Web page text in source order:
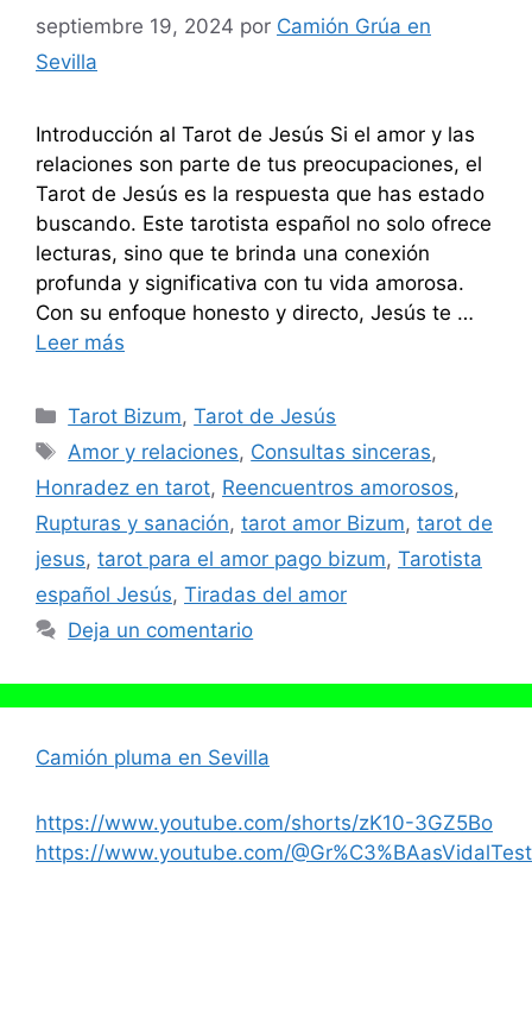
septiembre 19, 2024 por Camión Grúa en
Sevilla
Introducción al Tarot de Jesús Si el amor y las
relaciones son parte de tus preocupaciones, el
Tarot de Jesús es la respuesta que has estado
buscando. Este tarotista español no solo ofrece
lecturas, sino que te brinda una conexión
profunda y significativa con tu vida amorosa.
Con su enfoque honesto y directo, Jesús te …
Leer más
Categorías
Tarot Bizum,Tarot de Jesús
Etiquetas
Amor y relaciones, Consultas sinceras,
Honradez en tarot, Reencuentros amorosos,
Rupturas y sanación, tarot amor Bizum, tarot de
jesus, tarot para el amor pago bizum, Tarotista
español Jesús, Tiradas del amor
Deja un comentario
Camión pluma en Sevilla
https://www.youtube.com/shorts/zK10-3GZ5Bo
https://www.youtube.com/